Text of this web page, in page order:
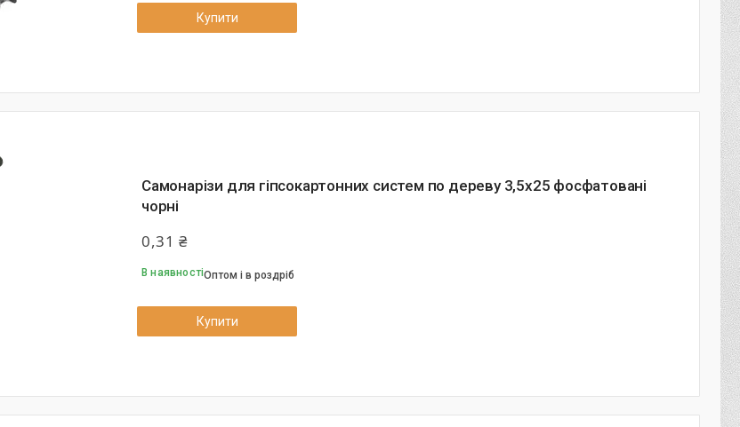
Купити
Самонарізи для гіпсокартонних систем по дереву 3,5х25 фосфатовані
чорні
0,31 ₴
В наявностіОптом і в роздріб
Купити